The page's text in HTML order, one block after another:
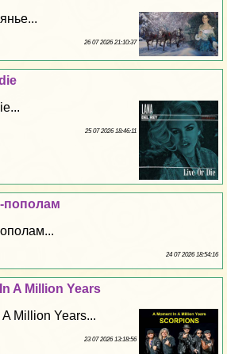
26 07 2026 21:10:37
25 07 2026 18:46:11
пополам
24 07 2026 18:54:16
A Million Years
Million Years...
23 07 2026 13:18:56